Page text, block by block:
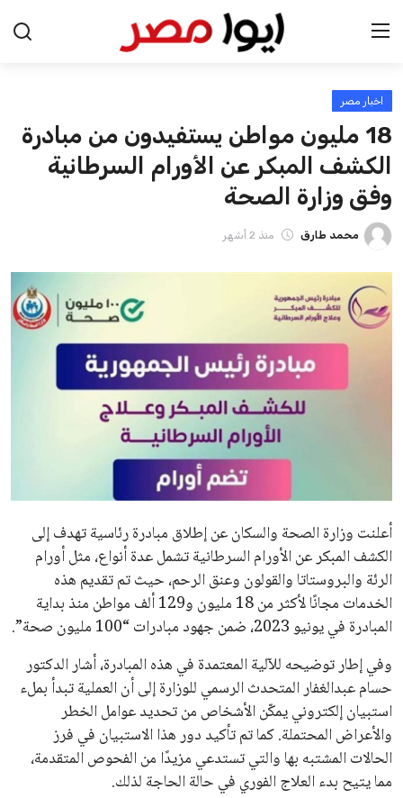
الرئيسية
اخبار مصر
عرب وعالم
اقتصاد
اخبار الرياضة
محافظات
اخبار مصر
18 مليون مواطن يستفيدون من مبادرة
الكشف المبكر عن الأورام السرطانية
وفق وزارة الصحة
محمد طارق منذ 2 أشهر
أعلنت وزارة الصحة والسكان عن إطلاق مبادرة رئاسية تهدف إلى
الكشف المبكر عن الأورام السرطانية تشمل عدة أنواع، مثل أورام
الرئة والبروستاتا والقولون وعنق الرحم، حيث تم تقديم هذه
الخدمات مجانًا لأكثر من 18 مليون و129 ألف مواطن منذ بداية
المبادرة في يونيو 2023، ضمن جهود مبادرات “100 مليون صحة”.
وفي إطار توضيحه للآلية المعتمدة في هذه المبادرة، أشار الدكتور
حسام عبدالغفار المتحدث الرسمي للوزارة إلى أن العملية تبدأ بملء
استبيان إلكتروني يمكّن الأشخاص من تحديد عوامل الخطر
والأعراض المحتملة. كما تم تأكيد دور هذا الاستبيان في فرز
الحالات المشتبه بها والتي تستدعي مزيدًا من الفحوص المتقدمة،
مما يتيح بدء العلاج الفوري في حالة الحاجة لذلك.